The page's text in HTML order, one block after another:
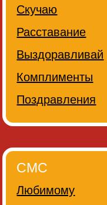
Скучаю
Расставание
Выздоравливай
Комплименты
Поздравления
СМС
Любимому